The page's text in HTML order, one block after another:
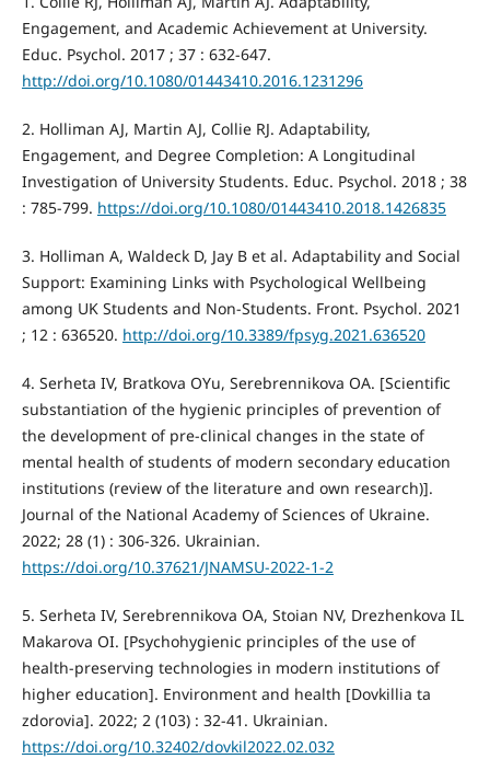
Engagement, and Academic Achievement at University.
Educ. Psychol. 2017 ; 37 : 632-647.
http://doi.org/10.1080/01443410.2016.1231296
2. Holliman AJ, Martin AJ, Collie RJ. Adaptability,
Engagement, and Degree Completion: A Longitudinal
Investigation of University Students. Educ. Psychol. 2018 ; 38
: 785-799. https://doi.org/10.1080/01443410.2018.1426835
3. Holliman A, Waldeck D, Jay B et al. Adaptability and Social
Support: Examining Links with Psychological Wellbeing
among UK Students and Non-Students. Front. Psychol. 2021
; 12 : 636520. http://doi.org/10.3389/fpsyg.2021.636520
4. Serheta IV, Bratkova OYu, Serebrennikova ОA. [Scientific
substantiation of the hygienic principles of prevention of
the development of pre-clinical changes in the state of
mental health of students of modern secondary education
institutions (review of the literature and own research)].
Journal of the National Academy of Sciences of Ukraine.
2022; 28 (1) : 306-326. Ukrainian.
https://doi.org/10.37621/JNAMSU-2022-1-2
5. Serheta IV, Serebrennikova OA, Stoian NV, Drezhenkova IL
Makarova OI. [Psychohygienic principles of the use of
health-preserving technologies in modern institutions of
higher education]. Environment and health [Dovkillia ta
zdorovia]. 2022; 2 (103) : 32-41. Ukrainian.
https://doi.org/10.32402/dovkil2022.02.032